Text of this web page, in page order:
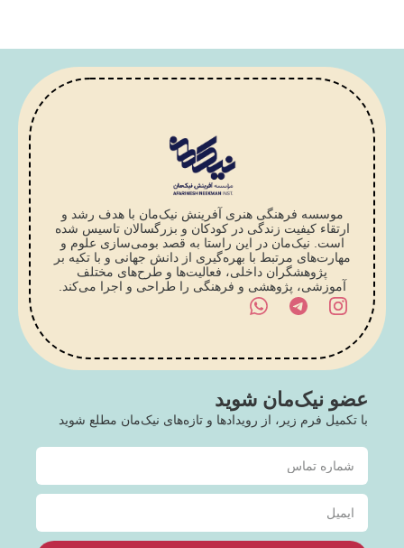
موسسه فرهنگی هنری آفرینش نیک‌مان با هدف رشد و
ارتقاء کیفیت زندگی در کودکان و بزرگسالان تاسیس شده
است. نیک‌مان در این راستا به قصد بومی‌سازی علوم و
مهارت‌های مرتبط با بهره‌گیری از دانش جهانی و با تکیه بر
پژوهشگران داخلی، فعالیت‌ها و طرح‌های مختلف
آموزشی، پژوهشی و فرهنگی را طراحی و اجرا می‌کند.
عضو نیک‌مان شوید
با تکمیل فرم زیر، از رویدادها و تازه‌های نیک‌مان مطلع شوید